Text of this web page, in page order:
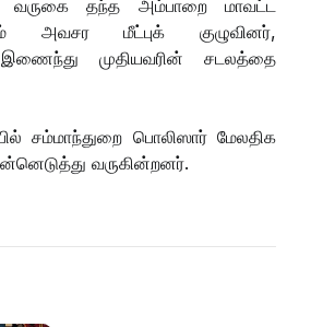
வருகை தந்த அம்பாறை மாவட்ட
அவசர மீட்புக் குழுவினர்,
முதியவரின் சடலத்தை
சம்மாந்துறை பொலிஸார் மேலதிக
வருகின்றனர்.